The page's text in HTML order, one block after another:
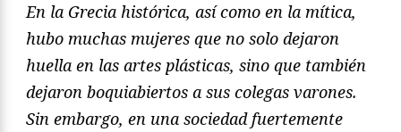
En la Grecia histórica, así como en la mítica,
hubo muchas mujeres que no solo dejaron
huella en las artes plásticas, sino que también
dejaron boquiabiertos a sus colegas varones.
Sin embargo, en una sociedad fuertemente